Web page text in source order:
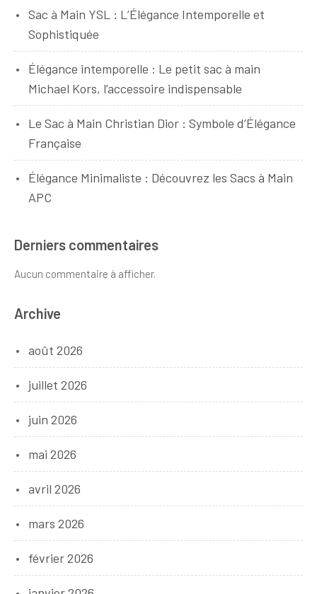
Sac à Main YSL : L’Élégance Intemporelle et
Sophistiquée
Élégance intemporelle : Le petit sac à main
Michael Kors, l’accessoire indispensable
Le Sac à Main Christian Dior : Symbole d’Élégance
Française
Élégance Minimaliste : Découvrez les Sacs à Main
APC
Derniers commentaires
Aucun commentaire à afficher.
Archive
août 2026
juillet 2026
juin 2026
mai 2026
avril 2026
mars 2026
février 2026